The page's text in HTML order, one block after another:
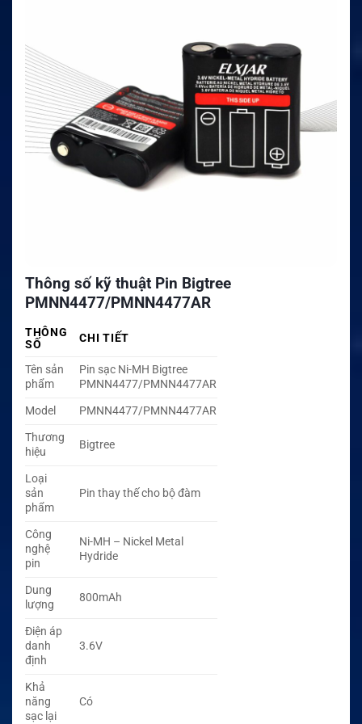
Thông số kỹ thuật Pin Bigtree
PMNN4477/PMNN4477AR
THÔNG
SỐ
CHI TIẾT
Tên sản
phẩm
Pin sạc Ni-MH Bigtree
PMNN4477/PMNN4477AR
Model
PMNN4477/PMNN4477AR
Thương
hiệu
Bigtree
Loại
sản
phẩm
Pin thay thế cho bộ đàm
Công
nghệ
pin
Ni-MH – Nickel Metal
Hydride
Dung
lượng
800mAh
Điện áp
danh
định
3.6V
Khả
năng
sạc lại
Có